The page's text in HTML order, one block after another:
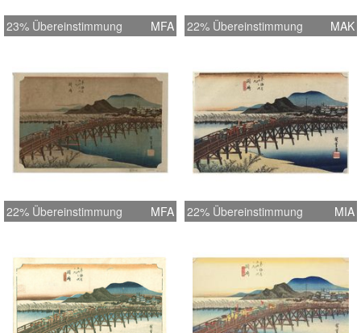
23% Übereinstimmung MFA 22% Übereinstimmung MAK
22% Übereinstimmung MFA 22% Übereinstimmung MIA